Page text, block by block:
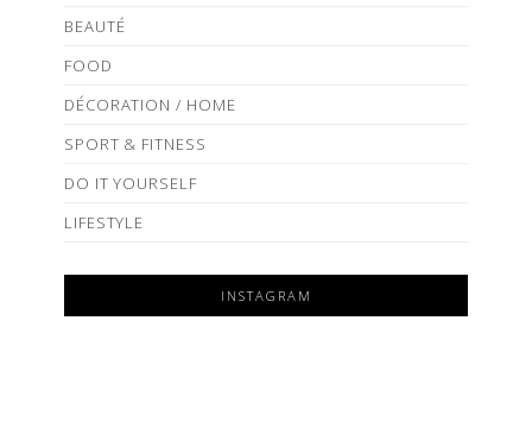
BEAUTÉ
FOOD
DÉCORATION / HOME
SPORT & FITNESS
DO IT YOURSELF
LIFESTYLE
INSTAGRAM